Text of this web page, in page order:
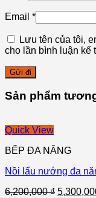
Email *
Lưu tên của tôi,
cho lần bình luận kế
Sản phẩm
Quick View
BẾP ĐA NĂNG
Nồi lẩu nướng đa
6,200,000₫